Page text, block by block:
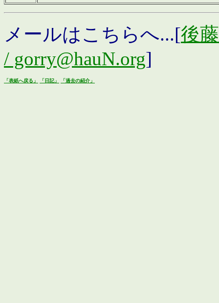
メールはこちらへ...[後
/ gorry@hauN.org]
「表紙へ戻る」 「日記」 「過去の紹介」